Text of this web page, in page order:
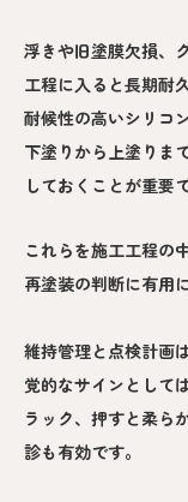
浮きや旧塗膜欠損、
工程に入ると長期耐
耐候性の高いシリコ
下塗りから上塗りま
しておくことが重要で
これらを施工工程の
再塗装の判断に有用
維持管理と点検計画
覚的なサインとして
ラック、押すと柔ら
診も有効です。